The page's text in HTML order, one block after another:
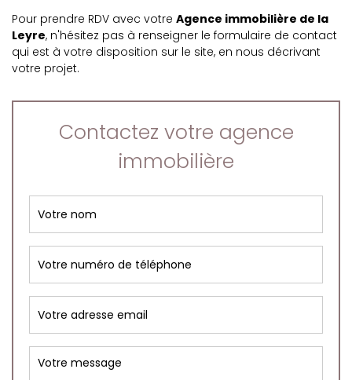
Pour prendre RDV avec votre Agence immobilière de la
Leyre, n'hésitez pas à renseigner le formulaire de contact
qui est à votre disposition sur le site, en nous décrivant
votre projet.
Contactez votre agence
immobilière